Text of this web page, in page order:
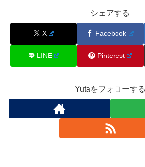
シェアする
X Facebook
LINE Pinterest
Yutaをフォローする